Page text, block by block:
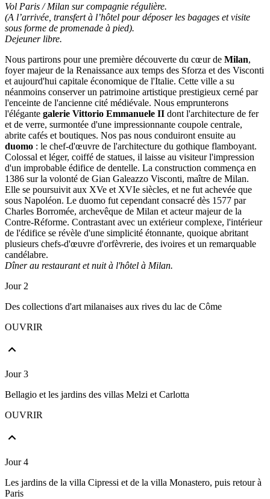
Vol Paris / Milan sur compagnie régulière.
(A l’arrivée, transfert à l’hôtel pour déposer les bagages et visite
sous forme de promenade à pied).
Dejeuner libre.
Nous partirons pour une première découverte du cœur de Milan,
foyer majeur de la Renaissance aux temps des Sforza et des Visconti
et aujourd'hui capitale économique de l'Italie. Cette ville a su
néanmoins conserver un patrimoine artistique prestigieux cerné par
l'enceinte de l'ancienne cité médiévale. Nous emprunterons
l'élégante galerie Vittorio Emmanuele II dont l'architecture de fer
et de verre, surmontée d'une impressionnante coupole centrale,
abrite cafés et boutiques. Nos pas nous conduiront ensuite au
duomo : le chef-d'œuvre de l'architecture du gothique flamboyant.
Colossal et léger, coiffé de statues, il laisse au visiteur l'impression
d'un improbable édifice de dentelle. La construction commença en
1386 sur la volonté de Gian Galeazzo Visconti, maître de Milan.
Elle se poursuivit aux XVe et XVIe siècles, et ne fut achevée que
sous Napoléon. Le duomo fut cependant consacré dès 1577 par
Charles Borromée, archevêque de Milan et acteur majeur de la
Contre-Réforme. Contrastant avec un extérieur complexe, l'intérieur
de l'édifice se révèle d'une simplicité étonnante, quoique abritant
plusieurs chefs-d'œuvre d'orfèvrerie, des ivoires et un remarquable
candélabre.
Dîner au restaurant et nuit à l'hôtel à Milan.
Jour 2
Des collections d'art milanaises aux rives du lac de Côme
OUVRIR
Jour 3
Bellagio et les jardins des villas Melzi et Carlotta
OUVRIR
Jour 4
Les jardins de la villa Cipressi et de la villa Monastero, puis retour à
Paris